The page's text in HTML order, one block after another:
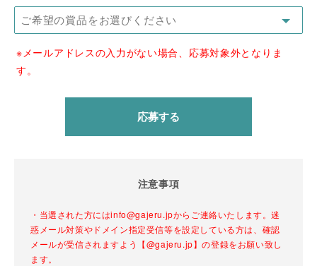
※メールアドレスの入力がない場合、応募対象外となりま
す。
注意事項
・当選された方にはinfo@gajeru.jpからご連絡いたします。迷
惑メール対策やドメイン指定受信等を設定している方は、確認
メールが受信されますよう【@gajeru.jp】の登録をお願い致し
ます。